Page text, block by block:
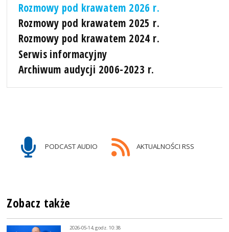
Rozmowy pod krawatem 2026 r.
Rozmowy pod krawatem 2025 r.
Rozmowy pod krawatem 2024 r.
Serwis informacyjny
Archiwum audycji 2006-2023 r.
PODCAST AUDIO AKTUALNOŚCI RSS
Zobacz także
2026-05-14, godz. 10:38